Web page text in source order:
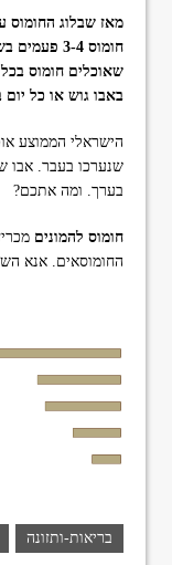
brightness_high ניגודיות בהירה
brightness_low ניגודיות כהה
format_underlined הוסף קו תחתון
font_download סמן קישורים
חומוס
מאז שבלוג החומוס
חומוס 3-
שאוכלים חומוס
באבו גוש או כל
בערך. ומה אתכם?
חומוס להמונים
החומוסאים. אנא
בריאות-ותזונה